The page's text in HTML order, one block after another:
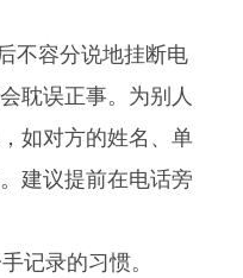
不容分说地挂断电
耽误正事。为别人
如对方的姓名、单
建议提前在电话旁
记录的习惯。